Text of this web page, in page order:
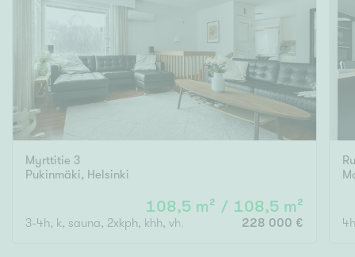
Myrttitie 3
Pukinmäki, Helsinki
108,5 m² / 108,5 m²
3-4h, k, sauna, 2xkph, khh, vh, parveke(lasitettu)
228 000 €